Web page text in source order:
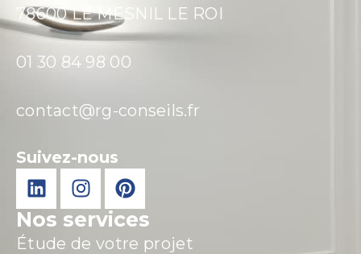
78600 LE MESNIL LE ROI
01 30 84 98 00
contact@rg-conseils.fr
Suivez-nous
Nos services
Étude de votre projet